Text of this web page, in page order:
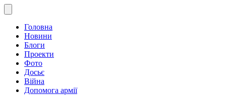
Головна
Новини
Блоги
Проекти
Фото
Досьє
Війна
Допомога армії